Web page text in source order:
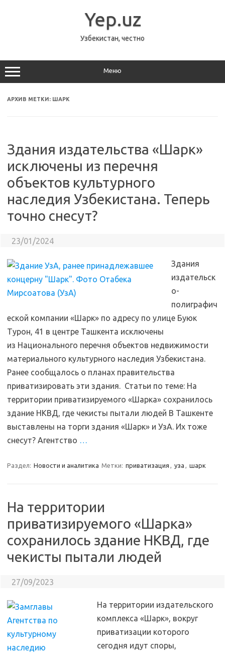
Yep.uz
Узбекистан, честно
Меню
АРХИВ МЕТКИ: ШАРК
Здания издательства «Шарк»
исключены из перечня
объектов культурного
наследия Узбекистана. Теперь
точно снесут?
23/01/2024
Здания
издательск
о-
полиграфич
еской компании «Шарк» по адресу по улице Буюк
Турон, 41 в центре Ташкента исключены
из Национального перечня объектов недвижимости
материального культурного наследия Узбекистана.
Ранее сообщалось о планах правительства
приватизировать эти здания. Статьи по теме: На
территории приватизируемого «Шарка» сохранилось
здание НКВД, где чекисты пытали людей В Ташкенте
выставлены на торги здания «Шарк» и УзА. Их тоже
снесут? Агентство …
Раздел: Новости и аналитика Метки: приватизация , уза , шарк
На территории
приватизируемого «Шарка»
сохранилось здание НКВД, где
чекисты пытали людей
27/09/2023
На территории издательского
комплекса «Шарк», вокруг
приватизации которого
сегодня идут споры,